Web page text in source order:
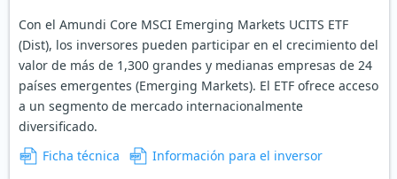
Con el Amundi Core MSCI Emerging Markets UCITS ETF
(Dist), los inversores pueden participar en el crecimiento del
valor de más de 1,300 grandes y medianas empresas de 24
países emergentes (Emerging Markets). El ETF ofrece acceso
a un segmento de mercado internacionalmente
diversificado.
Ficha técnica
Información para el inversor